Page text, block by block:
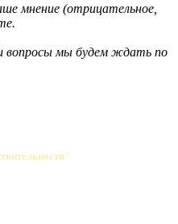
мнение (отрицательное,
вопросы мы будем ждать по